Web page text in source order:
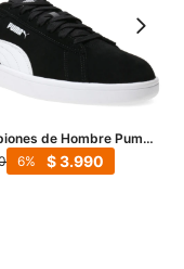
de Hombre Puma
3.0 Mns - Negro -
$3.990
6